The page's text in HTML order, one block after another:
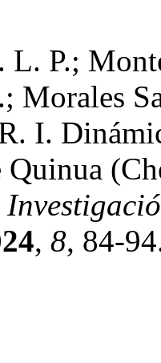
L. P.;
Morales
I.
, 8, 84-